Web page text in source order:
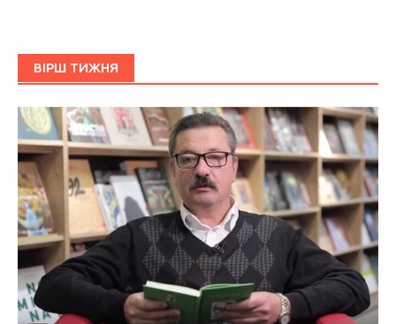
ВІРШ ТИЖНЯ